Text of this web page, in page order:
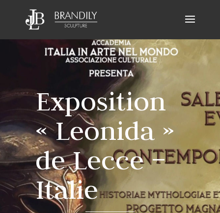
Exposition
« Leonida »
de Lecce –
Italie